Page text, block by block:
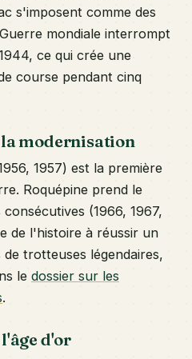
s'imposent comme des
mondiale interrompt
ce qui crée une
course pendant cinq
la modernisation
1957) est la première
Roquépine prend le
(1966, 1967,
de l'histoire à réussir un
trotteuses légendaires,
le dossier sur les
.
d'or